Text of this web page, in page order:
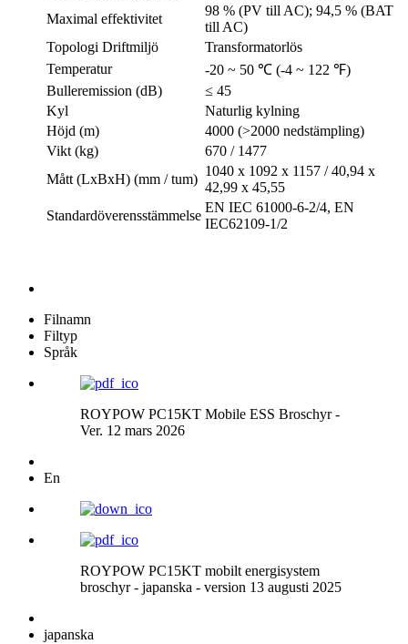
Maximal effektivitet
98 % (PV till AC); 94,5 % (BAT
till AC)
Topologi Driftmiljö
Transformatorlös
Temperatur
-20 ~ 50 ℃ (-4 ~ 122 ℉)
Bulleremission (dB)
≤ 45
Kyl
Naturlig kylning
Höjd (m)
4000 (>2000 nedstämpling)
Vikt (kg)
670 / 1477
Mått (LxBxH) (mm / tum)
1040 x 1092 x 1157 / 40,94 x
42,99 x 45,55
Standardöverensstämmelse
EN IEC 61000-6-2/4, EN
IEC62109-1/2
Filnamn
Filtyp
Språk
ROYPOW PC15KT Mobile ESS Broschyr -
Ver. 12 mars 2026
En
ROYPOW PC15KT mobilt energisystem
broschyr - japanska - version 13 augusti 2025
japanska